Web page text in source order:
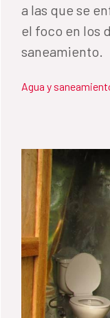
a las que se
el foco en los
saneamiento.
Agua y